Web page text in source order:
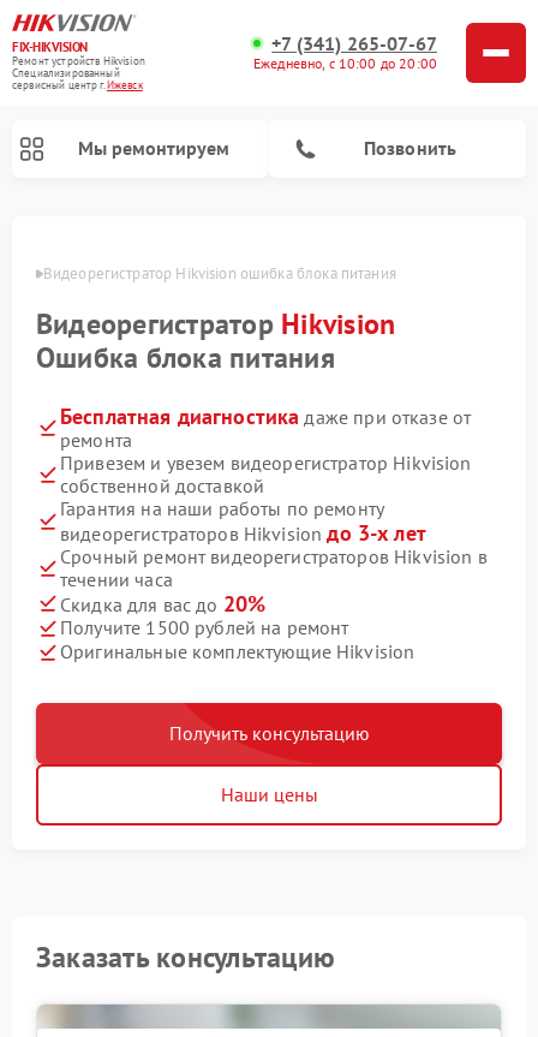
FIX-HIKVISION
Ремонт устройств Hikvision
Специализированный
cервисный центр г.Ижевск
+7 (341) 265-07-67
Ежедневно, с 10:00 до 20:00
Мы ремонтируем Позвонить
Видеорегистратор Hikvision ошибка блока питания
Видеорегистратор Hikvision
Ошибка блока питания
Бесплатная диагностика даже при отказе от
ремонта
Привезем и увезем видеорегистратор Hikvision
собственной доставкой
Гарантия на наши работы по ремонту
видеорегистраторов Hikvisionдо 3-х лет
Срочный ремонт видеорегистраторов Hikvision в
течении часа
Скидка для вас до 20%
Получите 1500 рублей на ремонт
Оригинальные комплектующие Hikvision
Получить консультацию
Наши цены
Заказать консультацию